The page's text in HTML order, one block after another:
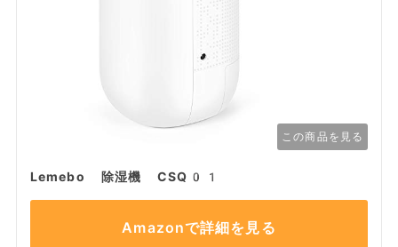
この商品を見る
Lemebo 除湿機 CSQ01
Amazonで詳細を見る